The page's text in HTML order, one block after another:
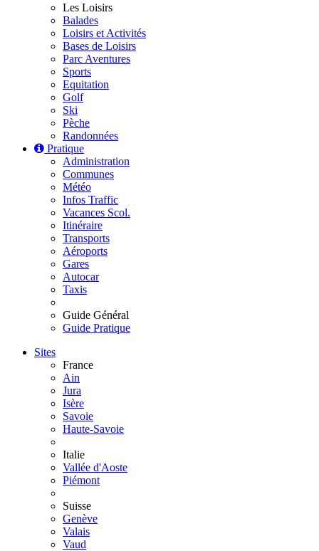
Les Loisirs
Balades
Loisirs et Activités
Bases de Loisirs
Parc Aventures
Sports
Equitation
Golf
Ski
Pèche
Randonnées
Pratique
Administration
Communes
Météo
Infos Traffic
Vacances Scol.
Itinéraire
Transports
Aéroports
Gares
Autocar
Taxis
Guide Général
Guide Pratique
Sites
France
Ain
Jura
Isère
Savoie
Haute-Savoie
Italie
Vallée d'Aoste
Piémont
Suisse
Genève
Valais
Vaud